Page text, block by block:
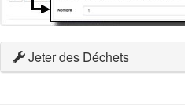
Jeter des Déchets